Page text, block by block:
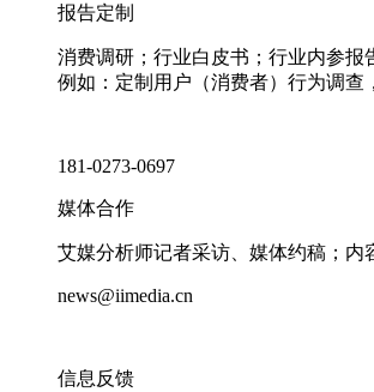
报告定制
消费调研；行业白皮书；行业内参
例如：定制用户（消费者）行为调查
181-0273-0697
媒体合作
艾媒分析师记者采访、媒体约稿；内
news@iimedia.cn
信息反馈